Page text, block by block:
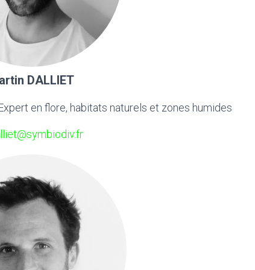
DALLIET
en flore, habitats naturels et zones humides